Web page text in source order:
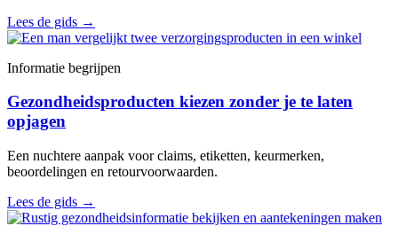
Lees de gids →
Informatie begrijpen
Gezondheidsproducten kiezen zonder je te laten
opjagen
Een nuchtere aanpak voor claims, etiketten, keurmerken,
beoordelingen en retourvoorwaarden.
Lees de gids →